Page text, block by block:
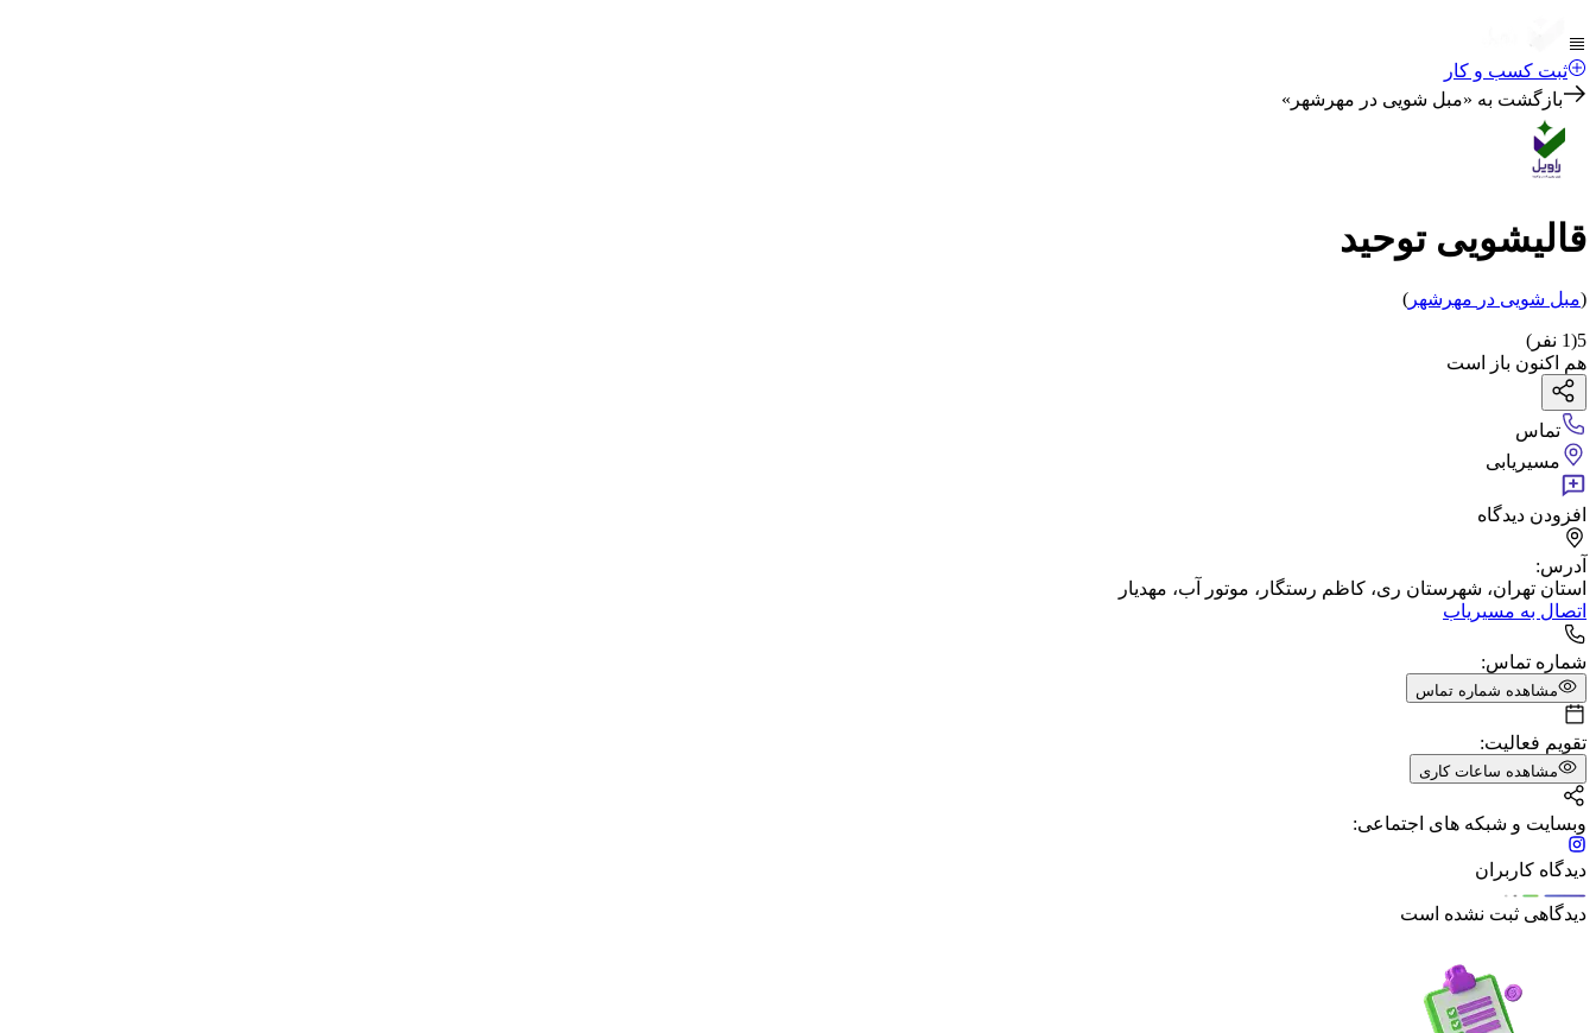
ثبت کسب و کار
بازگشت به «مبل شویی در مهرشهر »
قالیشویی توحید
(مبل شویی در مهرشهر )
5
(
1 نفر)
هم اکنون باز است
تماس
مسیریابی
افزودن دیدگاه
آدرس:
استان تهران، شهرستان ری، کاظم رستگار، موتور آب، مهدیار
اتصال به مسیریاب
شماره تماس:
مشاهده شماره تماس
تقویم فعالیت:
مشاهده ساعات کاری
وبسایت و شبکه های اجتماعی:
دیدگاه کاربران
دیدگاهی ثبت نشده است